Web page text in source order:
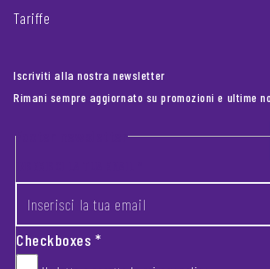
Tariffe
Iscriviti alla nostra newsletter
Rimani sempre aggiornato su promozioni e ultime
Footer newsletter
Checkboxes*